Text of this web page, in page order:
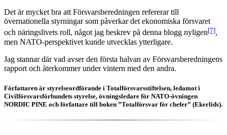
Det är mycket bra att Försvarsberedningen refererar till
övernationella styrningar som påverkar det ekonomiska försvaret
och näringslivets roll, något jag beskrev på denna blogg nyligen[7],
men NATO-perspektivet kunde utvecklas ytterligare.
Jag stannar där vad avser den första halvan av Försvarsberedningens
rapport och återkommer under vintern med den andra.
Författaren är styrelseordförande i Totalförsvarsstiftelsen, ledamot i
Civilförsvarsförbundets styrelse, övningsledare för NATO-övningen
NORDIC PINE och författare till boken ”Totalförsvar för chefer” (Ekerlids).